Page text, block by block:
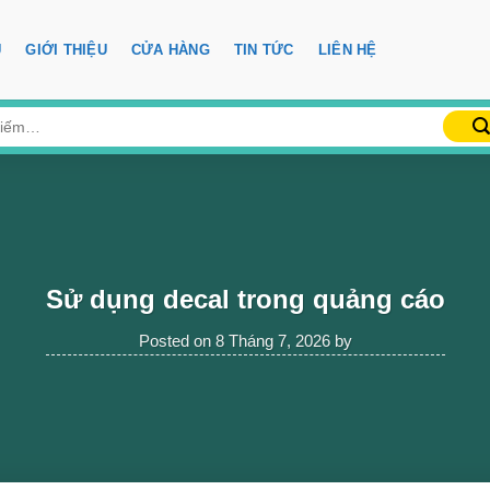
GIỚI THIỆU CỬA HÀNG TIN TỨC LIÊN HỆ
Sử dụng decal trong quảng cáo
Posted on 8 Tháng 7, 2026by